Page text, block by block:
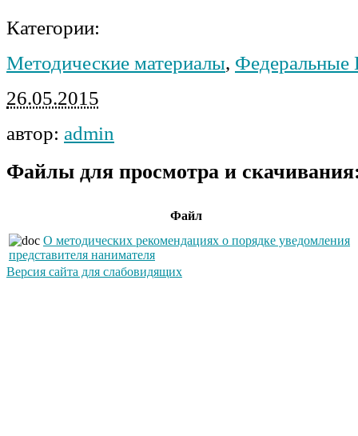
Категории:
Методические материалы,
26.05.2015
автор: admin
Файлы для просмотра и
Файл
О методических рекомендациях о порядке уведомления
представителя нанимателя
Версия сайта для слабовидящих